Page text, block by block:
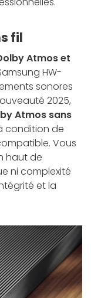
fil
Atmos et
HW-
sonores
2025,
Atmos sans
condition de
Vous
haut de
ni complexité
et la